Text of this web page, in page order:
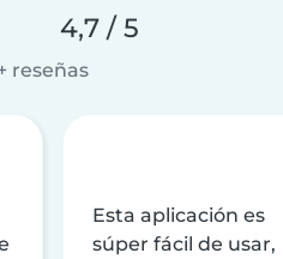
4,7 / 5
reseñas
Esta aplicación es
súper fácil de usar,